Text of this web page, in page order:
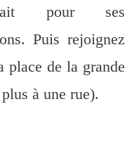
de-lait pour ses
Puis rejoignez
place de la grande
à une rue).